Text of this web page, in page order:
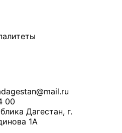
00
Дагестан, г.
1А